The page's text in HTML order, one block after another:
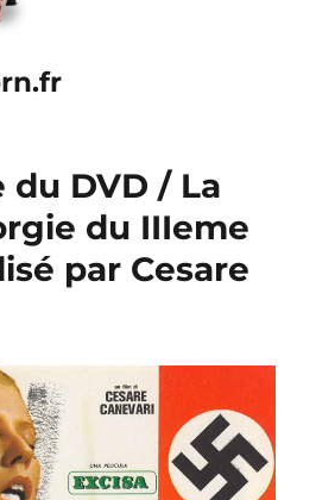
du DVD / La
du IIIeme
par Cesare